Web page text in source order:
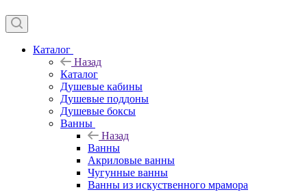
Каталог
Назад
Каталог
Душевые кабины
Душевые поддоны
Душевые боксы
Ванны
Назад
Ванны
Акриловые ванны
Чугунные ванны
Ванны из искуственного мрамора